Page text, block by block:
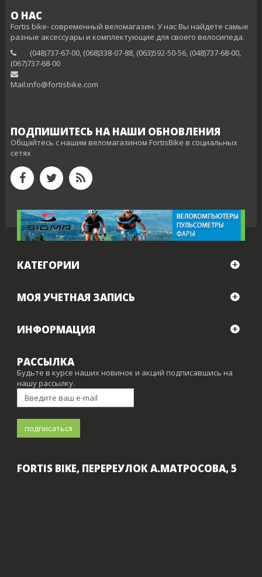
О НАС
Fortis bike- современный веломагазин. У нас Вы найдете самые
разные аксессуары и комплектующие для своего велосипеда.
(048)737-67-00, (068)338-07-88, (063)592-50-56, (048)737-68-00,
(‎067)737-68-00
Mail:info@fortisbike.com
ПОДПИШИТЕСЬ НА НАШИ ОБНОВЛЕНИЯ
Общайтесь с нашим веломагазином FortisBike в социальных
сетях
КАТЕГОРИИ
МОЯ УЧЕТНАЯ ЗАПИСЬ
ИНФОРМАЦИЯ
РАССЫЛКА
Будьте в курсе наших новинок и акций подписавшись на
нашу рассылку.
FORTIS BIKE, ПЕРЕРЕУЛОК А.МАТРОСОВА, 5